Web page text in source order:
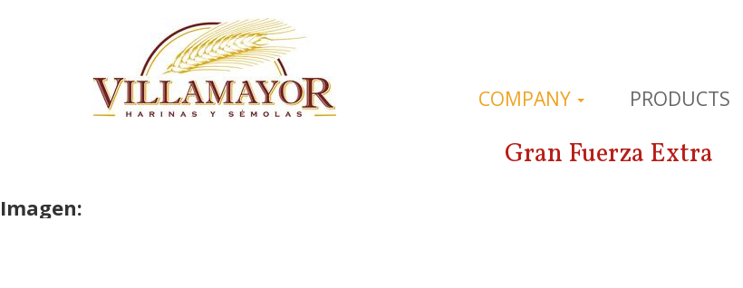
COMPANY PRODUCTS
Gran Fuerza Extra
Imagen: